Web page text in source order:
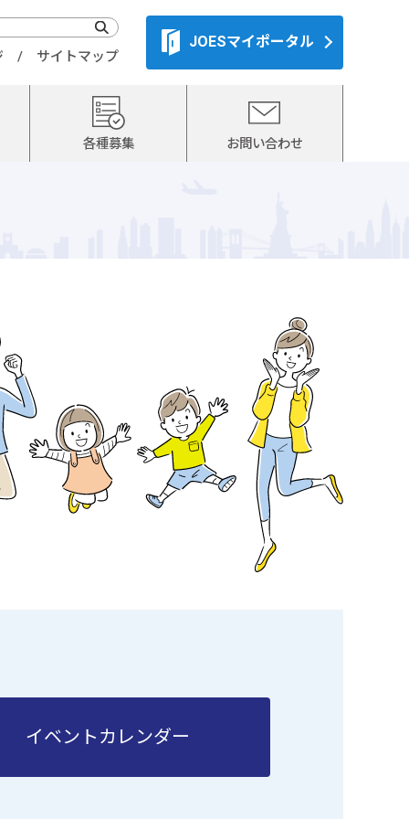
サイトマップ
JOESマイポータル
各種募集 お問い合わせ
イベントカレンダー